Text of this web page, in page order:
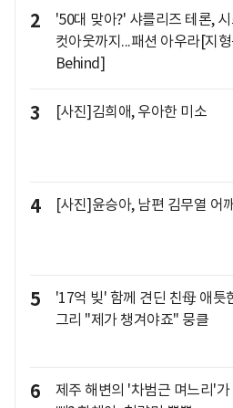
2
'50대 맞아?' 샤를리즈 테론,
컷아웃까지...패션 아우라[지
Behind]
3 [사진]김희애, 우아한 미소
4 [사진]윤승아, 남편 김무열 어
5
'17억 빚' 함께 견딘 친母 애틋
그리 "제가 챙겨야죠" 뭉클
6
제주 해변의 '차범근 며느리'가